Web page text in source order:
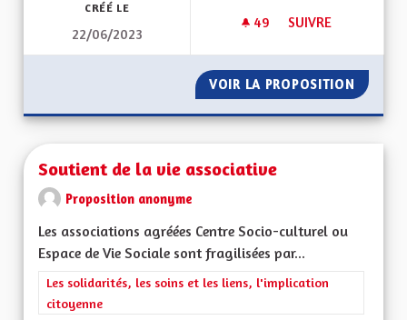
CRÉÉ LE
22/06/2023
49 49 ABONNÉS
SUIVRE
VOIR LA PROPOSITION
Soutient de la vie associative
Proposition anonyme
Les associations agréées Centre Socio-culturel ou
Espace de Vie Sociale sont fragilisées par...
Filtrer les résultats de la catégorie : Les solidarités, les soins
Les solidarités, les soins et les liens, l'implication
citoyenne